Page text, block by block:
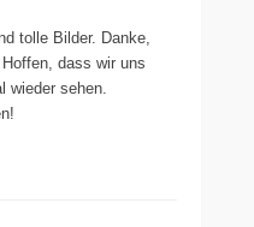
tolle Bilder. Danke,
dass wir uns
wieder sehen.